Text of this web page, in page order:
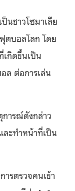
นชาวโซมาเลีย
ตบอลโลก โดย
เกิดขึ้นเป็น
ล ต่อการเล่น
ารณ์ดังกล่าว
ละทำหน้าที่เป็น
ารตรวจคนเข้า